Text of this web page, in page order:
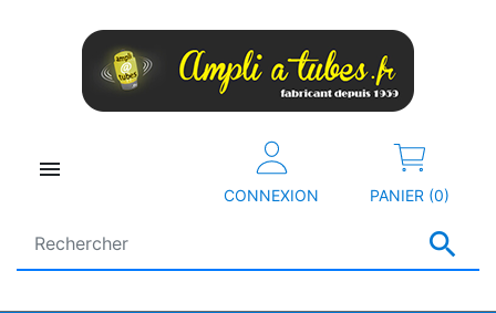


CONNEXION PANIER (0)